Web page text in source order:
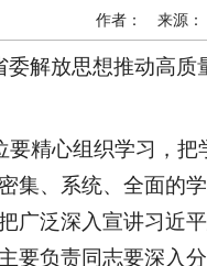
作者： 来源：
委解放思想推动高
精心组织学习，
集、系统、全面的
广泛深入宣讲习近
要负责同志要深入